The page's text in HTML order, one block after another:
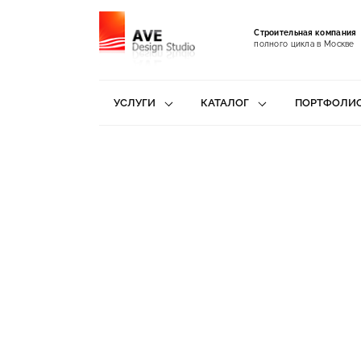
Строительная компания
полного цикла в Москве
УСЛУГИ КАТАЛОГ